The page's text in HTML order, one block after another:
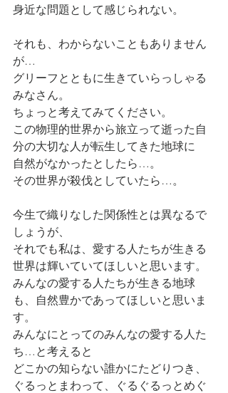
身近な問題として感じられない。
それも、わからないこともありません
が…
グリーフとともに生きていらっしゃる
みなさん。
ちょっと考えてみてください。
この物理的世界から旅立って逝った自
分の大切な人が転生してきた地球に
自然がなかったとしたら…。
その世界が殺伐としていたら…。
今生で織りなした関係性とは異なるで
しょうが、
それでも私は、愛する人たちが生きる
世界は輝いていてほしいと思います。
みんなの愛する人たちが生きる地球
も、自然豊かであってほしいと思いま
す。
みんなにとってのみんなの愛する人た
ち…と考えると
どこかの知らない誰かにたどりつき、
ぐるっとまわって、ぐるぐるっとめぐ